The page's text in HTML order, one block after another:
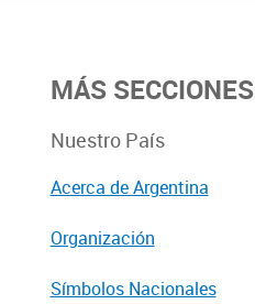
MÁS SECCIONES
Nuestro País
Acerca de Argentina
Organización
Símbolos Nacionales